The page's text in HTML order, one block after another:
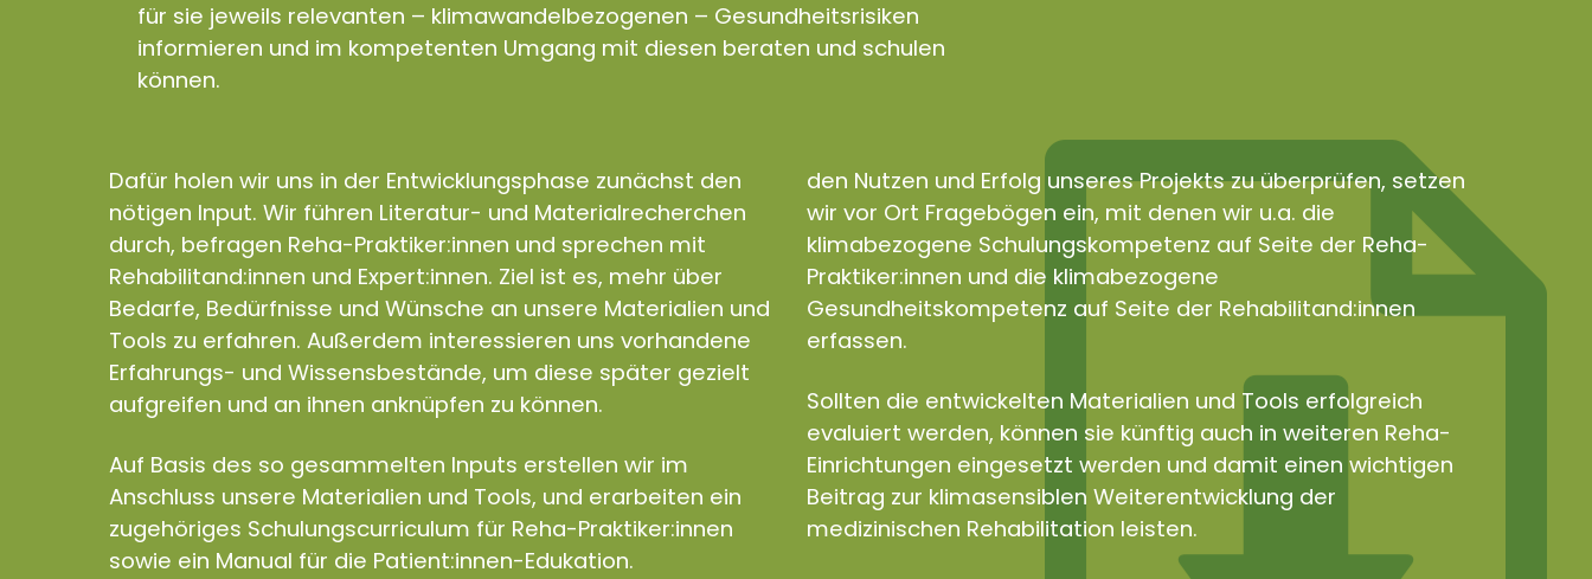
für sie jeweils relevanten – klimawandelbezogenen – Gesundheitsrisiken
informieren und im kompetenten Umgang mit diesen beraten und schulen
können.
Dafür holen wir uns in der Entwicklungsphase zunächst den
nötigen Input. Wir führen Literatur- und Materialrecherchen
durch, befragen Reha-Praktiker:innen und sprechen mit
Rehabilitand:innen und Expert:innen. Ziel ist es, mehr über
Bedarfe, Bedürfnisse und Wünsche an unsere Materialien und
Tools zu erfahren. Außerdem interessieren uns vorhandene
Erfahrungs- und Wissensbestände, um diese später gezielt
aufgreifen und an ihnen anknüpfen zu können.
Auf Basis des so gesammelten Inputs erstellen wir im
Anschluss unsere Materialien und Tools, und erarbeiten ein
zugehöriges Schulungscurriculum für Reha-Praktiker:innen
sowie ein Manual für die Patient:innen-Edukation.
den Nutzen und Erfolg unseres Projekts zu überprüfen, setzen
wir vor Ort Fragebögen ein, mit denen wir u.a. die
klimabezogene Schulungskompetenz auf Seite der Reha-
Praktiker:innen und die klimabezogene
Gesundheitskompetenz auf Seite der Rehabilitand:innen
erfassen.
Sollten die entwickelten Materialien und Tools erfolgreich
evaluiert werden, können sie künftig auch in weiteren Reha-
Einrichtungen eingesetzt werden und damit einen wichtigen
Beitrag zur klimasensiblen Weiterentwicklung der
medizinischen Rehabilitation leisten.